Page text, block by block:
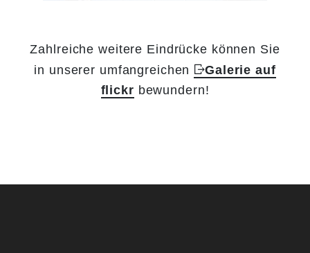
Zahlreiche weitere Eindrücke können Sie
in unserer umfangreichen
Galerie auf
flickr bewundern!